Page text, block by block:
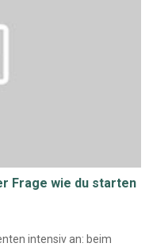
Frage wie du starten
intensiv an: beim